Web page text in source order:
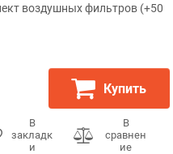
воздушных фильтров (+50
Купить
В
закладк
и
В
сравнен
ие